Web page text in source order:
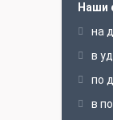
Наши
на
в
по
в